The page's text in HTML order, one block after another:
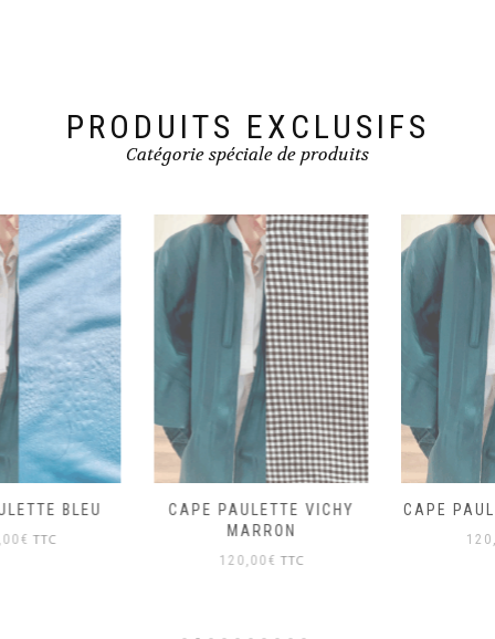
PRODUITS EXCLUSIFS
Catégorie spéciale de produits
CAPE PAULETTE VICHY
CAPE PAULETTE VELOURS